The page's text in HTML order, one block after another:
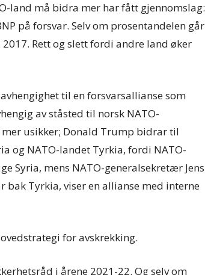
land må bidra mer har fått gjennomslag:
på forsvar. Selv om prosentandelen går
Rett og slett fordi andre land øker
til en forsvarsallianse som
av ståsted til norsk NATO-
usikker; Donald Trump bidrar til
og NATO-landet Tyrkia, fordi NATO-
Syria, mens NATO-generalsekretær Jens
Tyrkia, viser en allianse med interne
for avskrekking.
i årene 2021-22. Og selv om